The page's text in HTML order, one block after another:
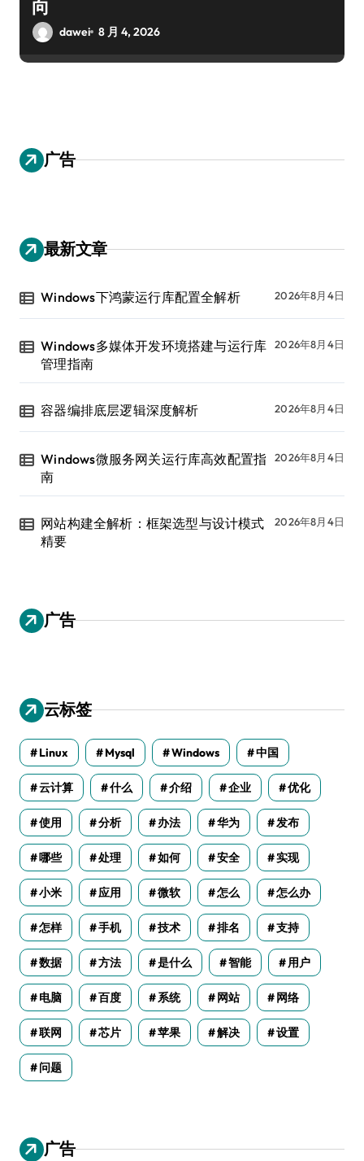
向
dawei 8 月 4, 2026
广告
最新文章
Windows下鸿蒙运行库配置全解析 2026年8月4日
Windows多媒体开发环境搭建与运行库
管理指南
2026年8月4日
容器编排底层逻辑深度解析 2026年8月4日
Windows微服务网关运行库高效配置指
南
2026年8月4日
网站构建全解析：框架选型与设计模式
精要
2026年8月4日
广告
云标签
Linux Mysql Windows 中国
云计算 什么 介绍 企业 优化
使用 分析 办法 华为 发布
哪些 处理 如何 安全 实现
小米 应用 微软 怎么 怎么办
怎样 手机 技术 排名 支持
数据 方法 是什么 智能 用户
电脑 百度 系统 网站 网络
联网 芯片 苹果 解决 设置
问题
广告